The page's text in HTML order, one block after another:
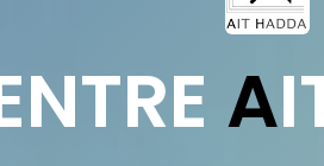
A